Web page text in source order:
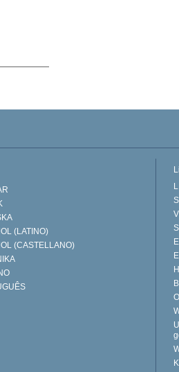
(LATINO)
(CASTELLANO)